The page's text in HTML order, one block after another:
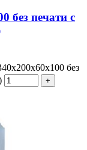
без печати с
без